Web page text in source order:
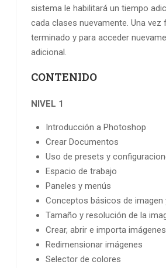
sistema le habilitará un tiempo
cada clases nuevamente. Una
terminado y para acceder
adicional.
CONTENIDO
NIVEL 1
Introducción a Photoshop
Crear Documentos
Uso de presets y
Espacio de trabajo
Paneles y menús
Conceptos básicos de imagen
Tamaño y resolución de la
Crear, abrir e importa imágenes
Redimensionar imágenes
Selector de colores